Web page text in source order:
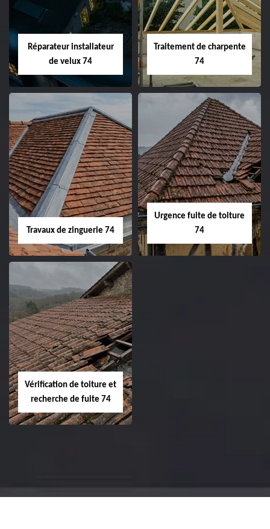
Réparateur installateur
de velux 74
Traitement de charpente
74
Travaux de zinguerie 74
Urgence fuite de toiture
74
Vérification de toiture et
recherche de fuite 74